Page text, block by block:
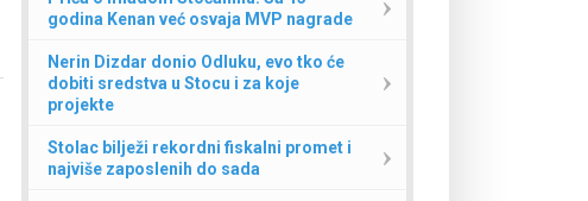
godina Kenan već osvaja MVP nagrade
Nerin Dizdar donio Odluku, evo tko će
dobiti sredstva u Stocu i za koje
projekte
Stolac bilježi rekordni fiskalni promet i
najviše zaposlenih do sada